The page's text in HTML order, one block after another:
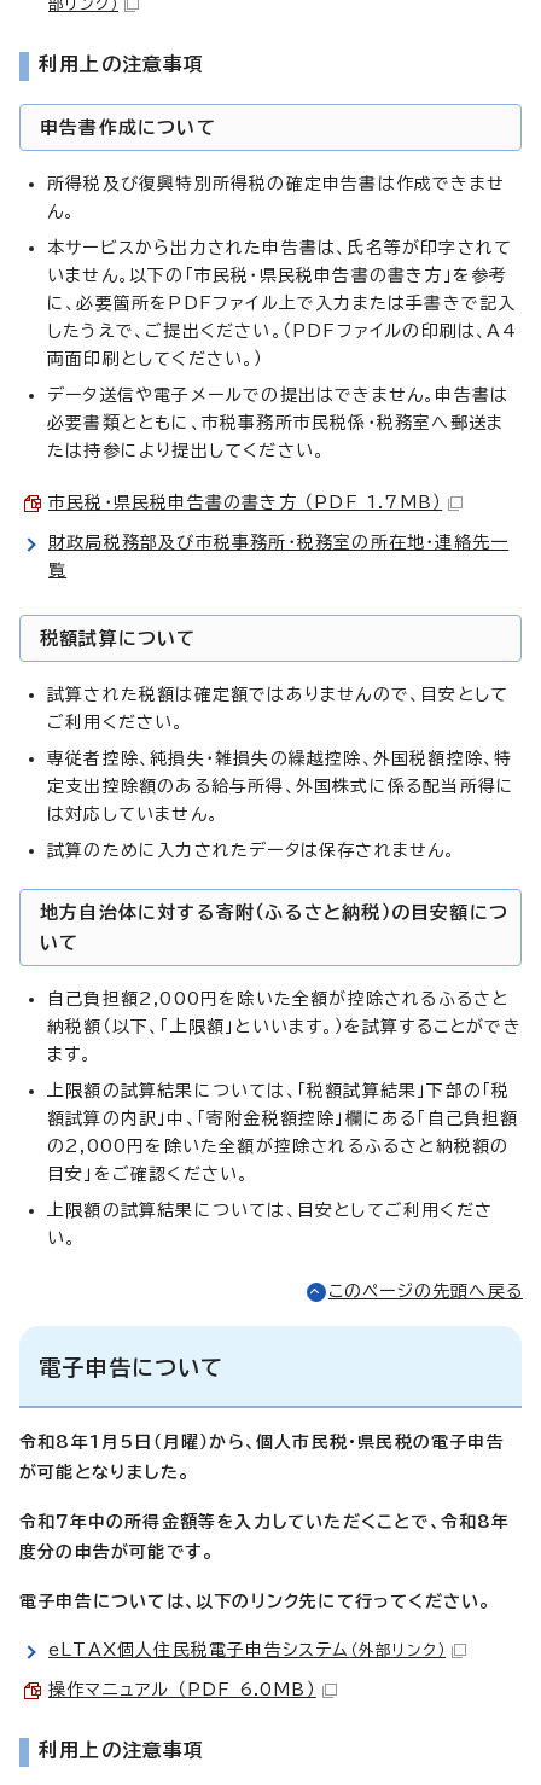
部リンク）
利用上の注意事項
申告書作成について
所得税及び復興特別所得税の確定申告書は作成できませ
ん。
本サービスから出力された申告書は、氏名等が印字されて
いません。以下の「市民税・県民税申告書の書き方」を参考
に、必要箇所をPDFファイル上で入力または手書きで記入
したうえで、ご提出ください。（PDFファイルの印刷は、A4
両面印刷としてください。）
データ送信や電子メールでの提出はできません。申告書は
必要書類とともに、市税事務所市民税係・税務室へ郵送ま
たは持参により提出してください。
市民税・県民税申告書の書き方 （PDF 1.7MB）
財政局税務部及び市税事務所・税務室の所在地・連絡先一
覧
税額試算について
試算された税額は確定額ではありませんので、目安として
ご利用ください。
専従者控除、純損失・雑損失の繰越控除、外国税額控除、特
定支出控除額のある給与所得、外国株式に係る配当所得に
は対応していません。
試算のために入力されたデータは保存されません。
地方自治体に対する寄附（ふるさと納税）の目安額につ
いて
自己負担額2,000円を除いた全額が控除されるふるさと
納税額（以下、「上限額」といいます。）を試算することができ
ます。
上限額の試算結果については、「税額試算結果」下部の「税
額試算の内訳」中、「寄附金税額控除」欄にある「自己負担額
の2,000円を除いた全額が控除されるふるさと納税額の
目安」をご確認ください。
上限額の試算結果については、目安としてご利用くださ
い。
このページの先頭へ戻る
電子申告について
令和8年1月5日（月曜）から、個人市民税・県民税の電子申告
が可能となりました。
令和7年中の所得金額等を入力していただくことで、令和8年
度分の申告が可能です。
電子申告については、以下のリンク先にて行ってください。
eLTAX個人住民税電子申告システム （外部リンク）
操作マニュアル （PDF 6.0MB）
利用上の注意事項